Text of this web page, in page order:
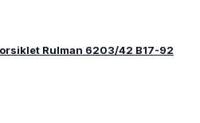
Rulman 6203/42 B17-92